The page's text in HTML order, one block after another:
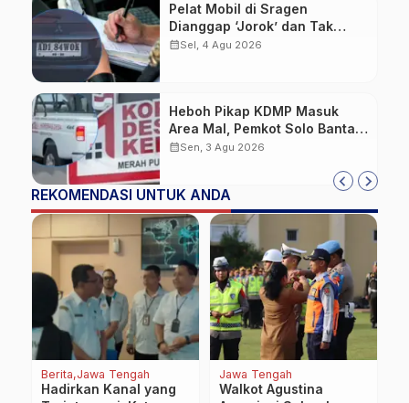
Pelat Mobil di Sragen
Dianggap ‘Jorok’ dan Tak
Sesuai Standar, Pengemudi
calendar_monthSel, 4 Agu 2026
Heboh Pikap KDMP Masuk
Area Mal, Pemkot Solo Bantah
Kepemilikan Kendaraan
calendar_monthSen, 3 Agu 2026
REKOMENDASI UNTUK ANDA
Berita Jawa Tengah
Hadirkan Kanal yang
Jawa Tengah
Walkot Agustina